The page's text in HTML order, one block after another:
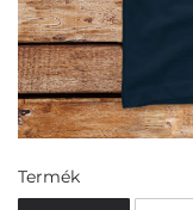
Termék